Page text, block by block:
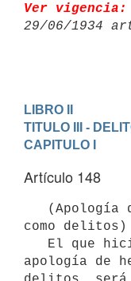
Ver vigencia:
29/06/1934
LIBRO II
TITULO III -
CAPITULO I
Artículo 148
como delitos)
apología de